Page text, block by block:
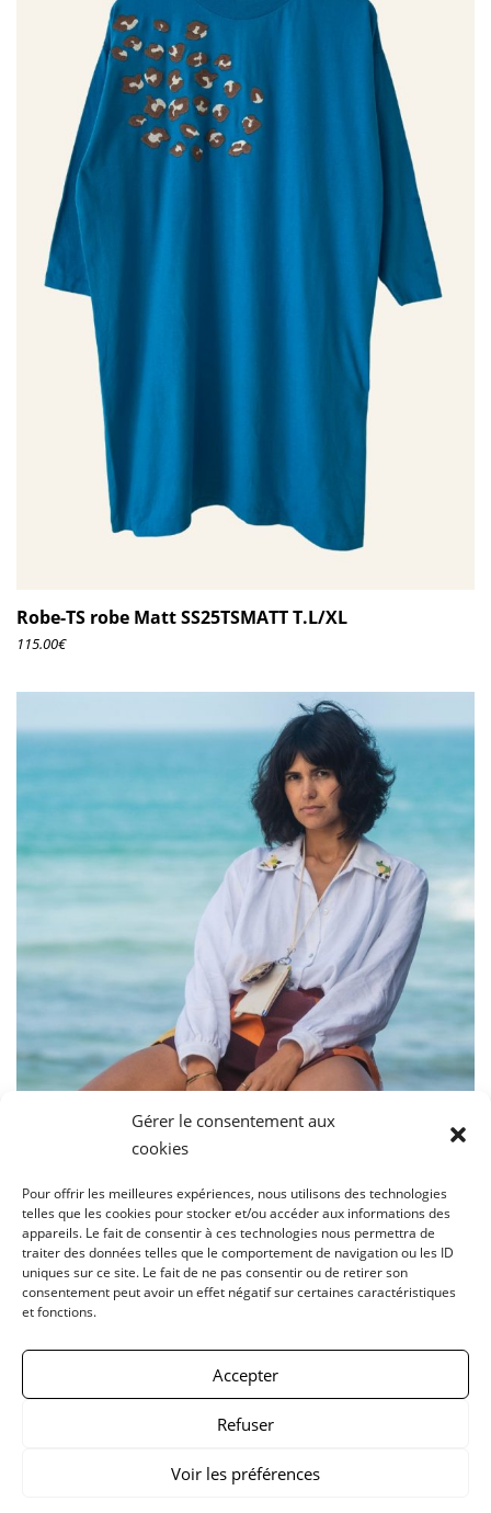
Gérer le consentement aux
cookies
Pour offrir les meilleures expériences, nous utilisons des technologies
telles que les cookies pour stocker et/ou accéder aux informations des
appareils. Le fait de consentir à ces technologies nous permettra de
traiter des données telles que le comportement de navigation ou les ID
uniques sur ce site. Le fait de ne pas consentir ou de retirer son
consentement peut avoir un effet négatif sur certaines caractéristiques
et fonctions.
Accepter
Refuser
Voir les préférences
Robe-TS robe Matt SS25TSMATT T.L/XL
115.00€